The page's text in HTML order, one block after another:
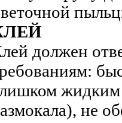
должен
не